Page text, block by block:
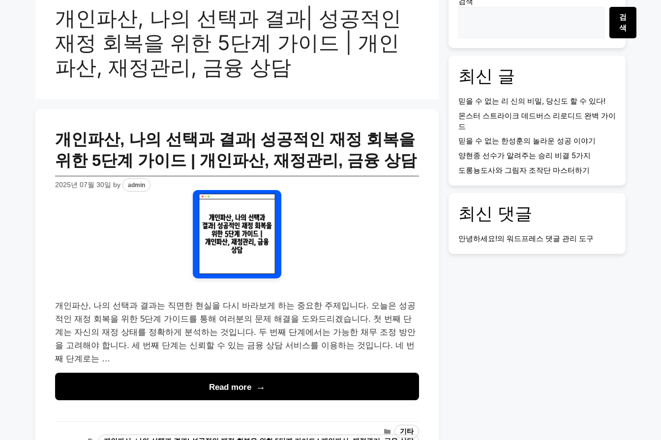
개인파산, 나의 선택과 결과| 성공적인
재정 회복을 위한 5단계 가이드 | 개인
파산, 재정관리, 금융 상담
개인파산, 나의 선택과 결과| 성공적인 재정 회복을
위한 5단계 가이드 | 개인파산, 재정관리, 금융 상담
2025년 07월 30일 by admin
개인파산, 나의 선택과 결과는 직면한 현실을 다시 바라보게 하는 중요한 주제입니다. 오늘은 성공
적인 재정 회복을 위한 5단계 가이드를 통해 여러분의 문제 해결을 도와드리겠습니다. 첫 번째 단
계는 자신의 재정 상태를 정확하게 분석하는 것입니다. 두 번째 단계에서는 가능한 채무 조정 방안
을 고려해야 합니다. 세 번째 단계는 신뢰할 수 있는 금융 상담 서비스를 이용하는 것입니다. 네 번
째 단계로는 …
Read more
Categories
기타
검
색
최신 글
믿을 수 없는 리 신의 비밀, 당신도 할 수 있다!
몬스터 스트라이크 데드버스 리로디드 완벽 가이
드
믿을 수 없는 한성훈의 놀라운 성공 이야기
양현종 선수가 알려주는 승리 비결 5가지
도롱뇽도사와 그림자 조작단 마스터하기
최신 댓글
안녕하세요!의 워드프레스 댓글 관리 도구